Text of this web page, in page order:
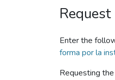
Enter the
forma por la
Requesting